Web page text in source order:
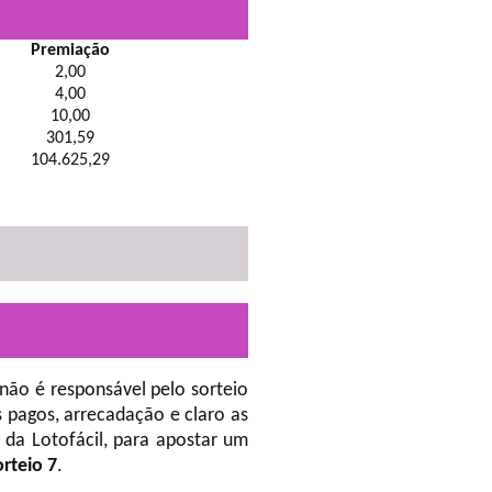
Premiação
2,00
4,00
10,00
301,59
104.625,29
é responsável pelo sorteio
arrecadação e claro as
da Lotofácil, para apostar um
7.